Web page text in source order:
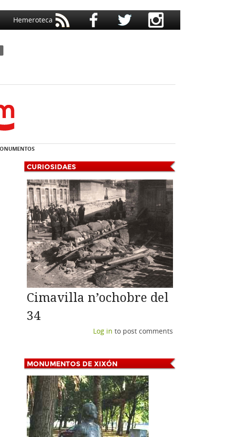
Hemeroteca
CURIOSIDAES
Cimavilla n’ochobre del
34
Log in to post comments
MONUMENTOS DE XIXÓN